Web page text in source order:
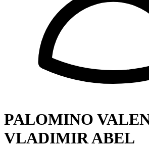
PALOMINO
VLADIMIR ABEL